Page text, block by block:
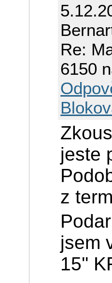
Re:
6150
jeste
z
jsem
15''